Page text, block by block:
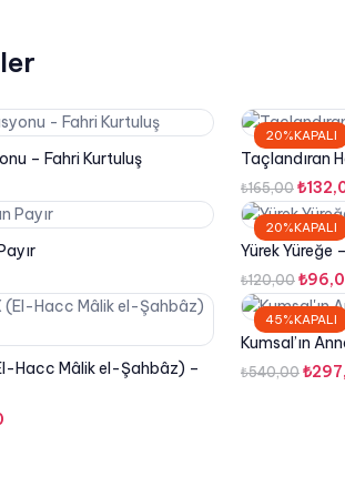
– Fahri Kurtuluş
andaki
₺192,00.
20%KAPALI
Taçlandıran
₺165,00
fiyat:
₺
20%KAPALI
Yürek Yüreğe
₺120,00
fiyat:
₺
Hacc Mâlik el-Şahbâz) –
45%KAPALI
Kumsal’ın
₺540,00 ₺